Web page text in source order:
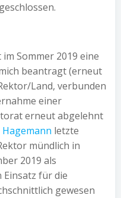
Sommer 2019 eine
beantragt (erneut
Land, verbunden
einer
erneut abgelehnt
Hagemann letzte
mündlich in
2019 als
für die
gewesen